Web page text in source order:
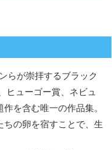
らが崇拝するブラック
ヒューゴー賞、ネビュ
を含む唯一の作品集。
の卵を宿すことで、生